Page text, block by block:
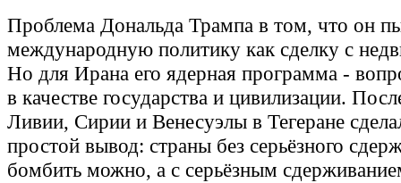
Проблема Дональда Трампа в том, что он
международную политику как сделку с
Но для Ирана его ядерная программа -
в качестве государства и цивилизации.
Ливии, Сирии и Венесуэлы в Тегеране
простой вывод: страны без серьёзного
бомбить можно, а с серьёзным